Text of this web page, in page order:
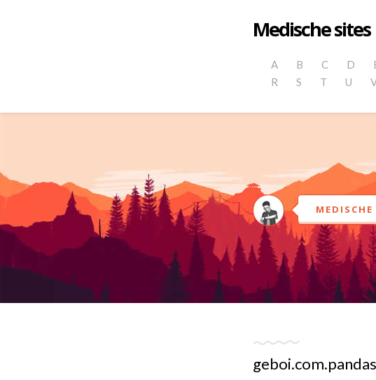
Medische sites
A B C D
R
S T U
MEDISCHE